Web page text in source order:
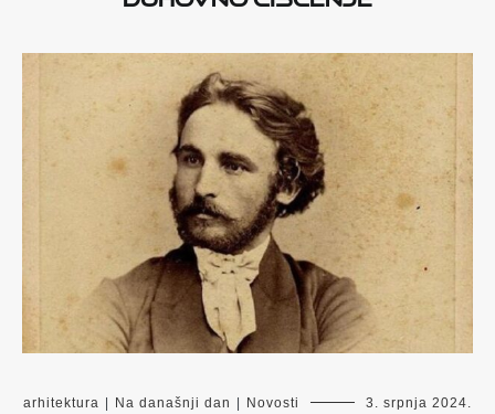
arhitektura | Na današnji dan | Novosti 3. srpnja 2024.